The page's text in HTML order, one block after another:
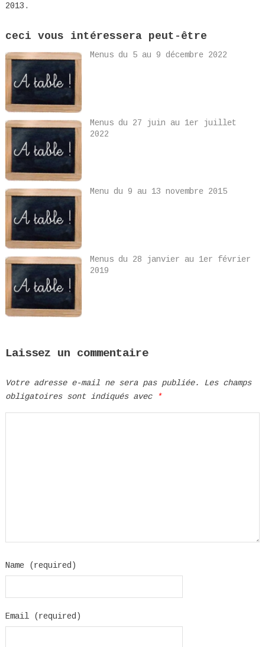
2013.
ceci vous intéressera peut-être
Menus du 5 au 9 décembre 2022
Menus du 27 juin au 1er juillet
2022
Menu du 9 au 13 novembre 2015
Menus du 28 janvier au 1er février
2019
Laissez un commentaire
Votre adresse e-mail ne sera pas publiée.
Les champs
obligatoires sont indiqués avec
*
Name (required)
Email (required)